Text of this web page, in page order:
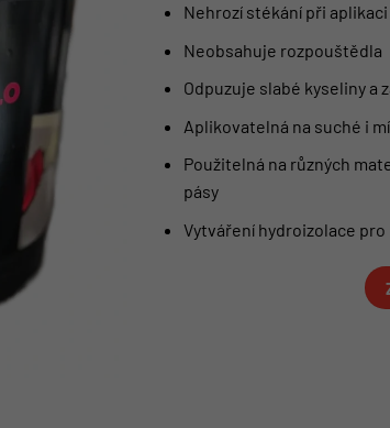
Nehrozí stékání při
Neobsahuje rozpouštědla
Odpuzuje slabé kyseliny a
Aplikovatelná na suché i
Použitelná na různých
pásy
Vytváření hydroizolace